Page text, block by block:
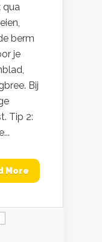
qua
berm
je
Bij
Tip 2:
More